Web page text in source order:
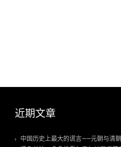
近期文章
中国历史上最大的谎言——元朝与清朝